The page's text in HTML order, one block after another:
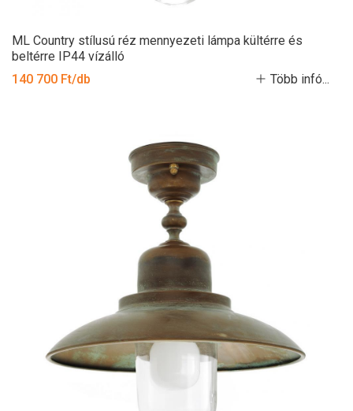
ML Country stílusú réz mennyezeti lámpa kültérre és
beltérre IP44 vízálló
140 700 Ft/db
Több infó...